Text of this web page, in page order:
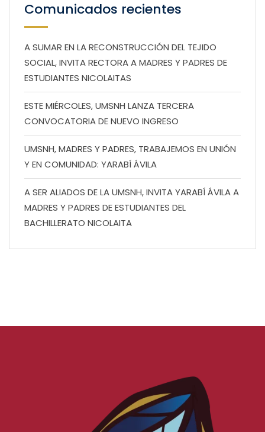
Comunicados recientes
A SUMAR EN LA RECONSTRUCCIÓN DEL TEJIDO
SOCIAL, INVITA RECTORA A MADRES Y PADRES DE
ESTUDIANTES NICOLAITAS
ESTE MIÉRCOLES, UMSNH LANZA TERCERA
CONVOCATORIA DE NUEVO INGRESO
UMSNH, MADRES Y PADRES, TRABAJEMOS EN UNIÓN
Y EN COMUNIDAD: YARABÍ ÁVILA
A SER ALIADOS DE LA UMSNH, INVITA YARABÍ ÁVILA A
MADRES Y PADRES DE ESTUDIANTES DEL
BACHILLERATO NICOLAITA